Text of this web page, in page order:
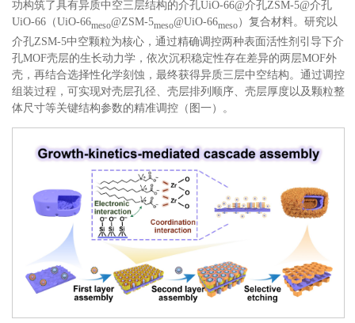
功构筑了具有异质中空三层结构的介孔UiO-66@介孔ZSM-5@介孔
UiO-66（UiO-66meso@ZSM-5meso@UiO-66meso）复合材料。研究以
介孔ZSM-5中空颗粒为核心，通过精确调控两种表面活性剂引导下介
孔MOF壳层的生长动力学，依次沉积稳定性存在差异的两层MOF外
壳，再结合选择性化学刻蚀，最终获得异质三层中空结构。通过调控
组装过程，可实现对壳层孔径、壳层排列顺序、壳层厚度以及颗粒整
体尺寸等关键结构参数的精准调控（图一）。